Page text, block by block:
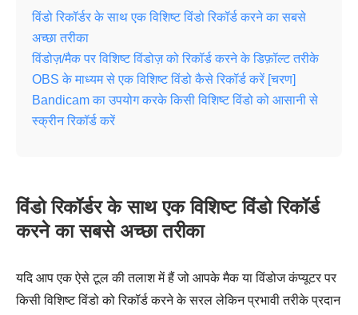
विंडो रिकॉर्डर के साथ एक विशिष्ट विंडो रिकॉर्ड करने का सबसे
अच्छा तरीका
विंडोज़/मैक पर विशिष्ट विंडोज़ को रिकॉर्ड करने के डिफ़ॉल्ट तरीके
OBS के माध्यम से एक विशिष्ट विंडो कैसे रिकॉर्ड करें [चरण]
Bandicam का उपयोग करके किसी विशिष्ट विंडो को आसानी से
स्क्रीन रिकॉर्ड करें
विंडो रिकॉर्डर के साथ एक विशिष्ट विंडो रिकॉर्ड
करने का सबसे अच्छा तरीका
यदि आप एक ऐसे टूल की तलाश में हैं जो आपके मैक या विंडोज कंप्यूटर पर
किसी विशिष्ट विंडो को रिकॉर्ड करने के सरल लेकिन प्रभावी तरीके प्रदान